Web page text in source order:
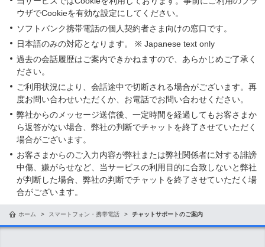
ウザでCookieを有効な設定にしてください。
ソフトバンク携帯電話の個人契約者さま向けの窓口です。
日本語のみの対応となります。 ※ Japanese text only
過去の会話履歴はご案内できかねますので、あらかじめご了承く
ださい。
ご利用状況により、会話途中で切断される場合がございます。再
度お問い合わせいただくか、お電話でお問い合わせください。
弊社からのメッセージ送信後、一定時間を経過してもお客さまか
ら返答がない場合、弊社の判断でチャットを終了させていただく
場合がございます。
お客さまからのご入力内容が弊社または弊社関係者に対する誹謗
中傷、嫌がらせなど、当サービスの利用目的に合致しないと弊社
が判断した場合、弊社の判断でチャットを終了させていただく場
合がございます。
ホーム スマートフォン・携帯電話 チャットサポートのご案内